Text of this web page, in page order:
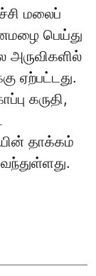
மலைப்
பெய்து
அருவிகளில்
ஏற்பட்டது.
கருதி,
தாக்கம்